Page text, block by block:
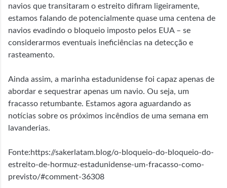
navios que transitaram o estreito difiram ligeiramente,
estamos falando de potencialmente quase uma centena de
navios evadindo o bloqueio imposto pelos EUA – se
considerarmos eventuais ineficiências na detecção e
rasteamento.
Ainda assim, a marinha estadunidense foi capaz apenas de
abordar e sequestrar apenas um navio. Ou seja, um
fracasso retumbante. Estamos agora aguardando as
notícias sobre os próximos incêndios de uma semana em
lavanderias.
Fonte:https://sakerlatam.blog/o-bloqueio-do-bloqueio-do-
estreito-de-hormuz-estadunidense-um-fracasso-como-
previsto/#comment-36308